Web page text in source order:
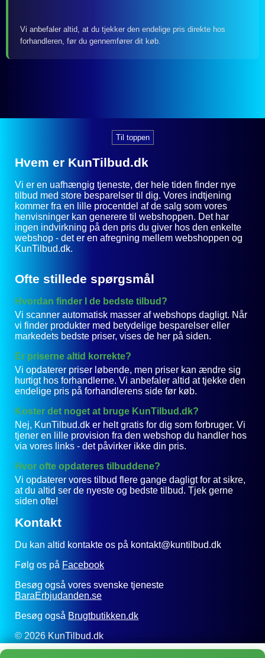
Vi anbefaler altid, at du tjekker den endelige pris direkte hos
forhandleren, før du gennemfører dit køb.
Til toppen
Hvem er KunTilbud.dk
Vi er en uafhængig tjeneste, der hele tiden finder nye
tilbud med store besparelser til dig. Vores indtjening
kommer fra en lille procentdel af de salg som vores
henvisninger kan generere til webshoppen. Det har
ingen indvirkning på den pris du giver hos den enkelte
webshop - det er en afregning mellem webshoppen og
KunTilbud.dk.
Ofte stillede spørgsmål
Hvordan finder I de bedste tilbud?
Vi scanner automatisk masser af webshops dagligt. Når
vi finder produkter med betydelige besparelser eller
markedets bedste priser, vises de her på siden.
Er priserne altid korrekte?
Vi opdaterer priser løbende, men priser kan ændre sig
hurtigt hos forhandlerne. Vi anbefaler altid at tjekke den
endelige pris på forhandlerens side før køb.
Koster det noget at bruge KunTilbud.dk?
Nej, KunTilbud.dk er helt gratis for dig som forbruger. Vi
tjener en lille provision fra den webshop du handler hos
via vores links - det påvirker ikke din pris.
Hvor ofte opdateres tilbuddene?
Vi opdaterer vores tilbud flere gange dagligt for at sikre,
at du altid ser de nyeste og bedste tilbud. Tjek gerne
siden ofte!
Kontakt
Du kan altid kontakte os på kontakt@kuntilbud.dk
Følg os på Facebook
Besøg også vores svenske tjeneste
BaraErbjudanden.se
Besøg også Brugtbutikken.dk
© 2026 KunTilbud.dk